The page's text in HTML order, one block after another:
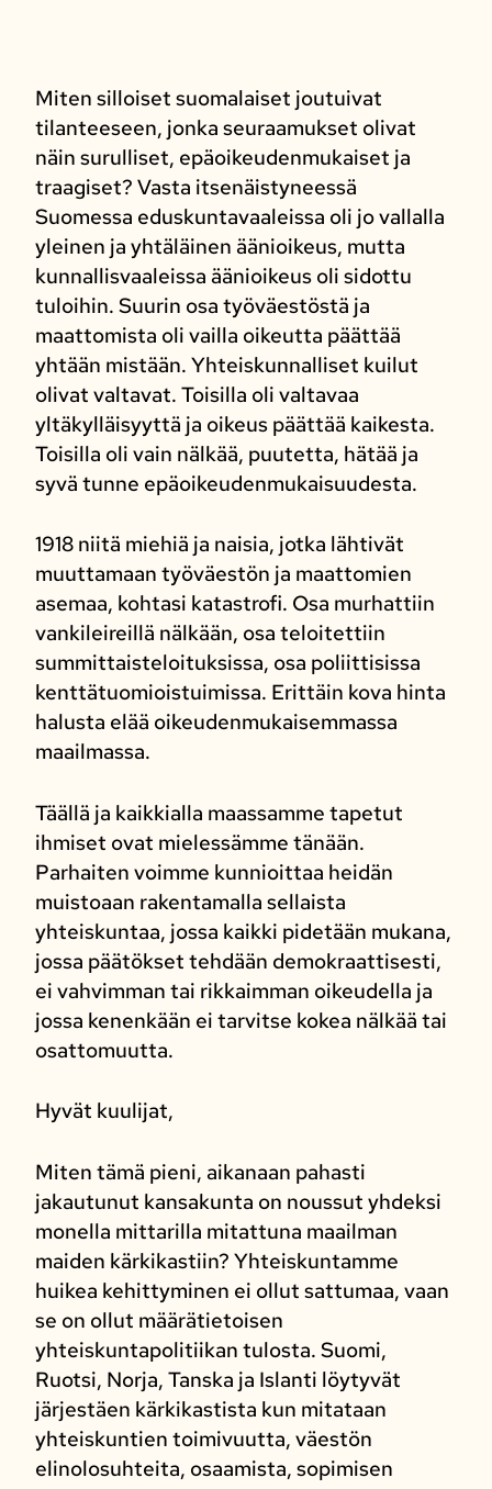
Miten silloiset suomalaiset joutuivat
tilanteeseen, jonka seuraamukset olivat
näin surulliset, epäoikeudenmukaiset ja
traagiset? Vasta itsenäistyneessä
Suomessa eduskuntavaaleissa oli jo vallalla
yleinen ja yhtäläinen äänioikeus, mutta
kunnallisvaaleissa äänioikeus oli sidottu
tuloihin. Suurin osa työväestöstä ja
maattomista oli vailla oikeutta päättää
yhtään mistään. Yhteiskunnalliset kuilut
olivat valtavat. Toisilla oli valtavaa
yltäkylläisyyttä ja oikeus päättää kaikesta.
Toisilla oli vain nälkää, puutetta, hätää ja
syvä tunne epäoikeudenmukaisuudesta.
1918 niitä miehiä ja naisia, jotka lähtivät
muuttamaan työväestön ja maattomien
asemaa, kohtasi katastrofi. Osa murhattiin
vankileireillä nälkään, osa teloitettiin
summittaisteloituksissa, osa poliittisissa
kenttätuomioistuimissa. Erittäin kova hinta
halusta elää oikeudenmukaisemmassa
maailmassa.
Täällä ja kaikkialla maassamme tapetut
ihmiset ovat mielessämme tänään.
Parhaiten voimme kunnioittaa heidän
muistoaan rakentamalla sellaista
yhteiskuntaa, jossa kaikki pidetään mukana,
jossa päätökset tehdään demokraattisesti,
ei vahvimman tai rikkaimman oikeudella ja
jossa kenenkään ei tarvitse kokea nälkää tai
osattomuutta.
Hyvät kuulijat,
Miten tämä pieni, aikanaan pahasti
jakautunut kansakunta on noussut yhdeksi
monella mittarilla mitattuna maailman
maiden kärkikastiin? Yhteiskuntamme
huikea kehittyminen ei ollut sattumaa, vaan
se on ollut määrätietoisen
yhteiskuntapolitiikan tulosta. Suomi,
Ruotsi, Norja, Tanska ja Islanti löytyvät
järjestäen kärkikastista kun mitataan
yhteiskuntien toimivuutta, väestön
elinolosuhteita, osaamista, sopimisen